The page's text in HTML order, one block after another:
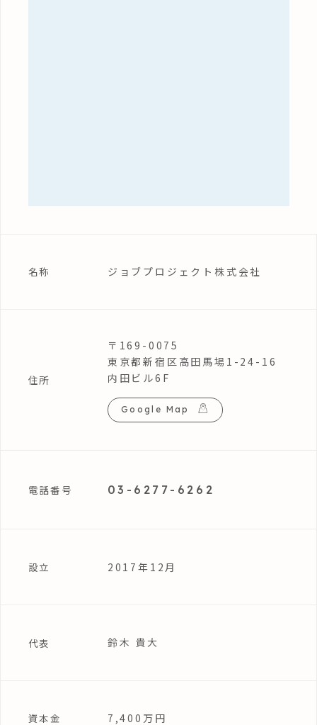
名称 ジョブプロジェクト株式会社
住所
〒169-0075
東京都新宿区高田馬場1-24-16
内田ビル6F
Google Map
電話番号 03-6277-6262
設立 2017年12月
代表 鈴木 貴大
資本金 7,400万円